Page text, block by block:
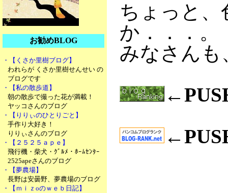
お勧めBLOG
・【くさか里樹ブログ】
われらが くさか里樹せんせい の
ブログです
・【私の散歩道】
朝の散歩で撮った花が満載！
ヤッコさんのブログ
・【りりぃのひとりごと】
手作り大好き！
りりぃさんのブログ
・【２５２５ａｐｅ】
飛行機・柴犬・ｸﾞﾙﾒ・ﾎｰﾑｾﾝﾀｰ
2525apeさんのブログ
・【夢農場】
長野は安曇野、夢農場のブログ
・【ｍｉｚoのｗｅｂ日記】
ちょっと
か．．．。
みなさん